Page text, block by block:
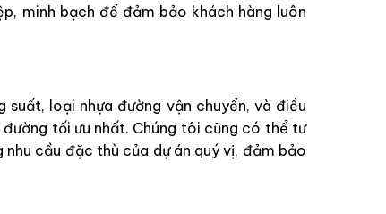
minh bạch để đảm bảo khách hàng luôn
loại nhựa đường vận chuyển, và điều
tối ưu nhất. Chúng tôi cũng có thể tư
cầu đặc thù của dự án quý vị, đảm bảo